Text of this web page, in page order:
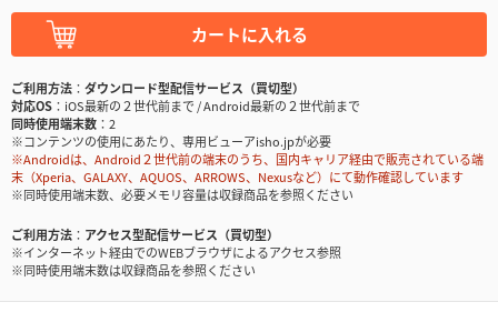
カートに入れる
ご利用方法
ダウンロード型配信サービス（買切型）
対応OS
iOS最新の２世代前まで / Android最新の２世代前まで
同時使用端末数
2
※コンテンツの使用にあたり、専用ビューアisho.jpが必要
※Androidは、Android２世代前の端末のうち、国内キャリア経由で販売されている端
末（Xperia、GALAXY、AQUOS、ARROWS、Nexusなど）にて動作確認しています
※同時使用端末数、必要メモリ容量は収録商品を参照ください
ご利用方法
アクセス型配信サービス（買切型）
※インターネット経由でのWEBブラウザによるアクセス参照
※同時使用端末数は収録商品を参照ください